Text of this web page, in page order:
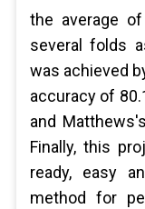
the average
several folds
was achieved
accuracy of
and
Finally, this
ready, easy
method for